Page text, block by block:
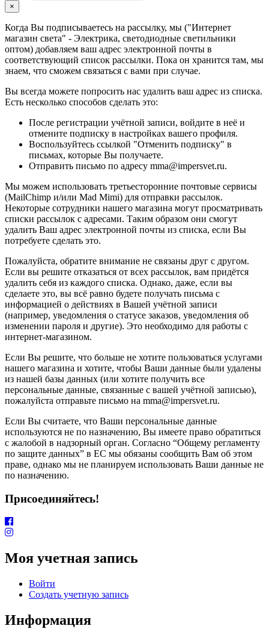
×
Когда Вы подписываетесь на рассылку, мы ("Интернет
магазин света" - Электрика, светодиодные светильники
оптом) добавляем ваш адрес электронной почты в
соответствующий список рассылки. Пока он хранится там, мы
знаем, что сможем связаться с вами при случае.
Вы всегда можете попросить нас удалить ваш адрес из списка.
Есть несколько способов сделать это:
После регистрации учётной записи, войдите в неё и
отмените подписку в настройках вашего профиля.
Воспользуйтесь ссылкой "Отменить подписку" в
письмах, которые Вы получаете.
Отправить письмо по адресу mma@impersvet.ru.
Мы можем использовать третьесторонние почтовые сервисы
(MailChimp и/или Mad Mimi) для отправки рассылок.
Некоторые сотрудники нашего магазина могут просматривать
списки рассылок с адресами. Таким образом они смогут
удалить Ваш адрес электронной почты из списка, если Вы
потребуете сделать это.
Пожалуйста, обратите внимание не связаны друг с другом.
Если вы решите отказаться от всех рассылок, вам придётся
удалить себя из каждого списка. Однако, даже, если вы
сделаете это, вы всё равно будете получать письма с
информацией о действиях в Вашей учётной записи
(например, уведомления о статусе заказов, уведомления об
изменении пароля и другие). Это необходимо для работы с
интернет-магазином.
Если Вы решите, что больше не хотите пользоваться услугами
нашего магазина и хотите, чтобы Ваши данные были удалены
из нашей базы данных (или хотите получить все
персональные данные, связанные с вашей учётной записью),
пожалуйста отправьте письмо на mma@impersvet.ru.
Если Вы считаете, что Ваши персональные данные
используются не по назначению, Вы имеете право обратиться
с жалобой в надзорный орган. Согласно “Общему регламенту
по защите данных” в ЕС мы обязаны сообщить Вам об этом
праве, однако мы не планируем использовать Ваши данные не
по назначению.
Присоединяйтесь!
Моя учетная запись
Войти
Создать учетную запись
Информация